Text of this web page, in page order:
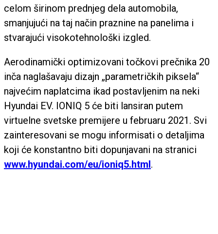
celom širinom prednjeg dela automobila,
smanjujući na taj način praznine na panelima i
stvarajući visokotehnološki izgled.
Aerodinamički optimizovani točkovi prečnika 20
inča naglašavaju dizajn „parametričkih piksela“
najvećim naplatcima ikad postavljenim na neki
Hyundai EV. IONIQ 5 će biti lansiran putem
virtuelne svetske premijere u februaru 2021. Svi
zainteresovani se mogu informisati o detaljima
koji će konstantno biti dopunjavani na stranici
www.hyundai.com/eu/ioniq5.html.